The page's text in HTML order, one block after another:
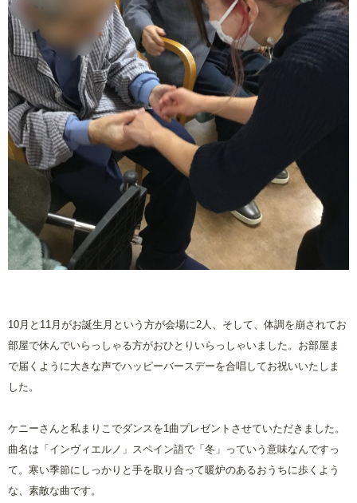
10月と 11月がお誕生月という方が会場に2人、そして、体調を崩されてお
部屋で休んでいらっしゃる方がおひとりいらっしゃいました。お部屋ま
で届くように大きな声でハッピーバースデーを合唱してお祝いいたしま
した。
ケニーさんと私まりこでダンスを1曲プレゼントさせていただきました。
曲名は「インヴィエルノ」スペイン語で「冬」っていう意味なんですっ
て。寒い季節にしっかりと手を取り合って暖炉のあるおうちに歩くよう
な、素敵な曲です。